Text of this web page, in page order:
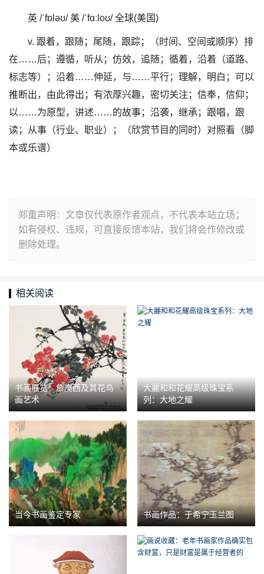
英 /ˈfɒləʊ/ 美 /ˈfɑːloʊ/ 全球(美国)
v. 跟着，跟随；尾随，跟踪；（时间、空间或顺序）排
在……后；遵循，听从；仿效，追随；循着，沿着（道路、
标志等）；沿着……伸延，与……平行；理解，明白；可以
推断出，由此得出；有浓厚兴趣，密切关注；信奉，信仰；
以……为原型，讲述……的故事；沿袭，继承；跟唱，跟
读；从事（行业、职业）；（欣赏节目的同时）对照看（脚
本或乐谱）
郑重声明：文章仅代表原作者观点，不代表本站立场；
如有侵权、违规，可直接反馈本站，我们将会作修改或
删除处理。
相关阅读
书画展览：詹庚西及其花鸟
画艺术
大麗和和花耀高级珠宝系
列：大地之耀
当今书画鉴定专家 书画作品：于希宁玉兰图